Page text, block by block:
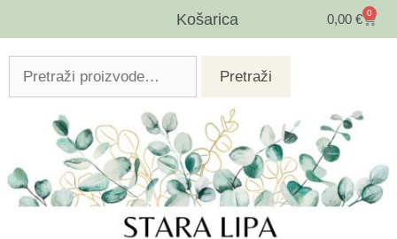
Košarica 0,00 € 0
Pretraži